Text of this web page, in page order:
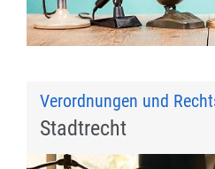
Verordnungen und
Stadtrecht